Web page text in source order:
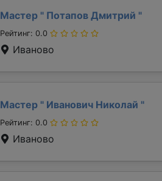
Мастер " Потапов Дмитрий "
Рейтинг: 0.0
Иваново
Мастер " Иванович Николай "
Рейтинг: 0.0
Иваново